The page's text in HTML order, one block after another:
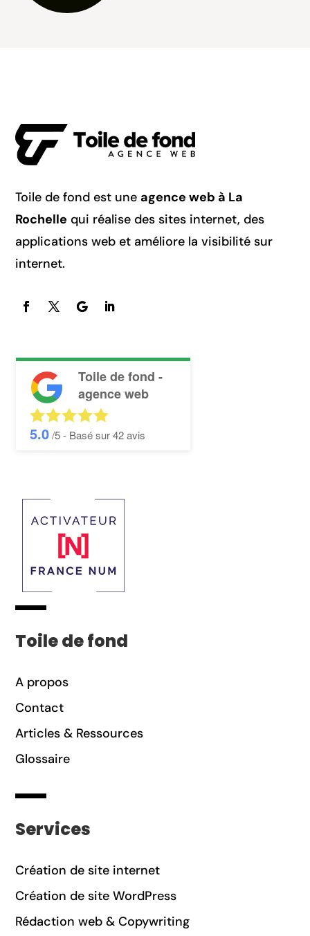
Toile de fond est une agence web à La
Rochelle qui réalise des sites internet, des
applications web et améliore la visibilité sur
internet.
Toile de fond -
agence web
5.0/5 - Basé sur42avis
Toile de fond
A propos
Contact
Articles & Ressources
Glossaire
Services
Création de site internet
Création de site WordPress
Rédaction web & Copywriting